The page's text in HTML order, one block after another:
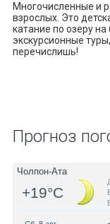
Многочисленные и
взрослых. Это
катание по озеру
экскурсионные
перечислишь!
Прогноз